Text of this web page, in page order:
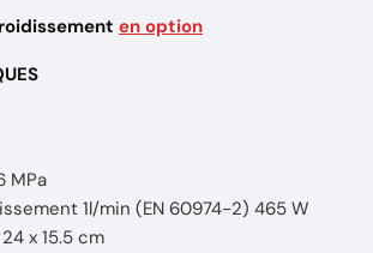
en option
MPa
1l/min (EN 60974-2) 465 W
x 15.5 cm